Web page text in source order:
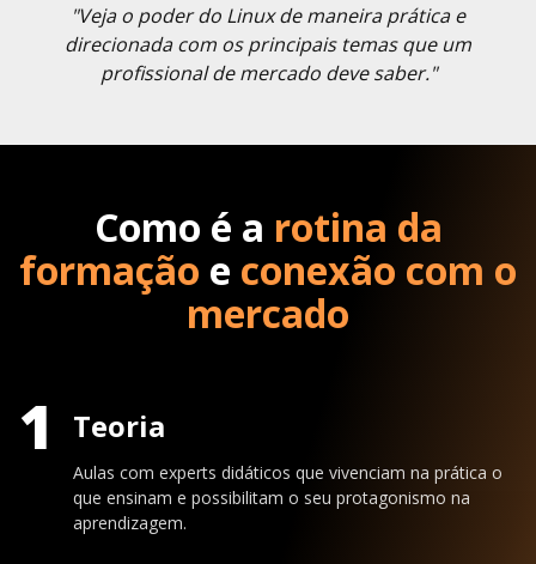
"Veja o poder do Linux de maneira prática e
direcionada com os principais temas que um
profissional de mercado deve saber."
Como é a rotina da
formação e conexão com o
mercado
1 Teoria
Aulas com experts didáticos que vivenciam na prática o
que ensinam e possibilitam o seu protagonismo na
aprendizagem.